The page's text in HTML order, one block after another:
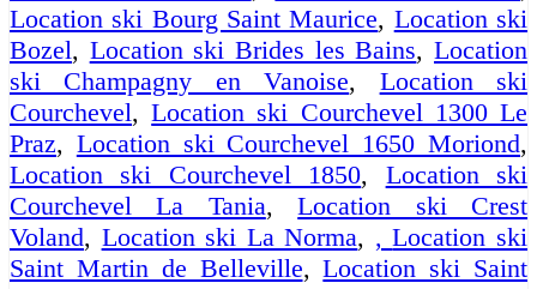
Location ski Bourg Saint Maurice, Location ski
Bozel, Location ski Brides les Bains,Location
ski Champagny en Vanoise, Location ski
Courchevel,Location ski Courchevel 1300 Le
Praz, Location ski Courchevel 1650 Moriond,
Location ski Courchevel 1850, Location ski
Courchevel La Tania,Location ski Crest
Voland, Location ski La Norma, ,Location ski
Saint Martin de Belleville,Location ski Saint